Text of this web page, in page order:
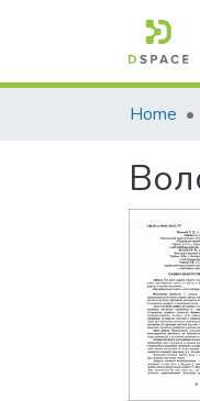
Home